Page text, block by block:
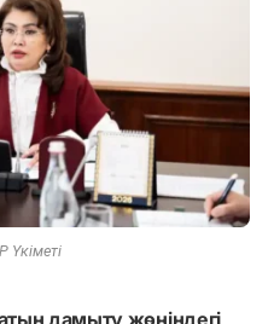
Үкіметі
дамыту жөніндегі